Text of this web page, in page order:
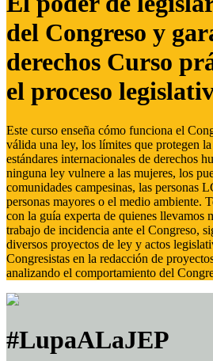
del Congreso y
derechos Curso
el proceso
Este curso enseña cómo funciona el
válida una ley, los límites que protegen
estándares internacionales de derechos
ninguna ley vulnere a las mujeres, los
comunidades campesinas, las personas
personas mayores o el medio ambiente.
con la guía experta de quienes llevamos
trabajo de incidencia ante el Congreso,
diversos proyectos de ley y actos
Congresistas en la redacción de
analizando el comportamiento del
#LupaALaJEP